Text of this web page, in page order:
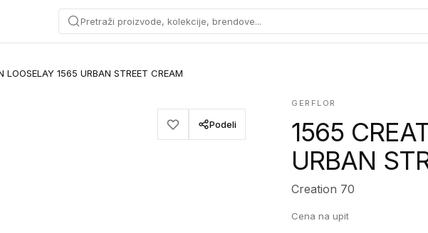
Pretraži proizvode, kolekcije, brendove...
LOOSELAY 1565 URBAN STREET CREAM
Podeli
GERFLOR
1565
URBAN
Creation 70
Cena na upit